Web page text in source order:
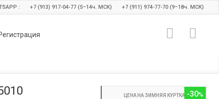
: +7 (913) 917-04-77 (5–14ч. МСК) +7 (911) 974-77-70 (9–18ч. МСК)
-30
ЦЕНА НА ЗИМНЯЯ КУРТКА